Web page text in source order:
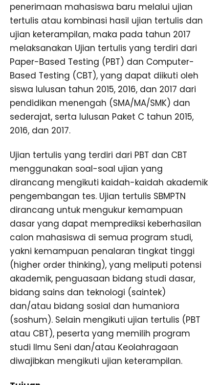
penerimaan mahasiswa baru melalui ujian
tertulis atau kombinasi hasil ujian tertulis dan
ujian keterampilan, maka pada tahun 2017
melaksanakan Ujian tertulis yang terdiri dari
Paper-Based Testing (PBT) dan Computer-
Based Testing (CBT), yang dapat diikuti oleh
siswa lulusan tahun 2015, 2016, dan 2017 dari
pendidikan menengah (SMA/MA/SMK) dan
sederajat, serta lulusan Paket C tahun 2015,
2016, dan 2017.
Ujian tertulis yang terdiri dari PBT dan CBT
menggunakan soal-soal ujian yang
dirancang mengikuti kaidah-kaidah akademik
pengembangan tes. Ujian tertulis SBMPTN
dirancang untuk mengukur kemampuan
dasar yang dapat memprediksi keberhasilan
calon mahasiswa di semua program studi,
yakni kemampuan penalaran tingkat tinggi
(higher order thinking), yang meliputi potensi
akademik, penguasaan bidang studi dasar,
bidang sains dan teknologi (saintek)
dan/atau bidang sosial dan humaniora
(soshum). Selain mengikuti ujian tertulis (PBT
atau CBT), peserta yang memilih program
studi Ilmu Seni dan/atau Keolahragaan
diwajibkan mengikuti ujian keterampilan.